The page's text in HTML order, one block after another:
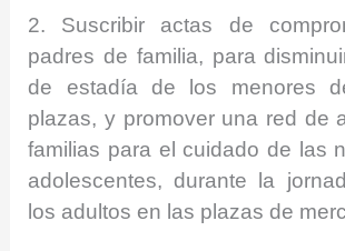
2. Suscribir actas de
padres de familia, para
de estadía de los menores
plazas, y promover una red de
familias para el cuidado de las
adolescentes, durante la
los adultos en las plazas de